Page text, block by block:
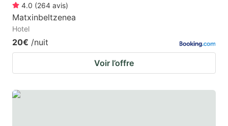
4.0 (264 avis)
Matxinbeltzenea
Hotel
20€ /nuit
Voir l’offre